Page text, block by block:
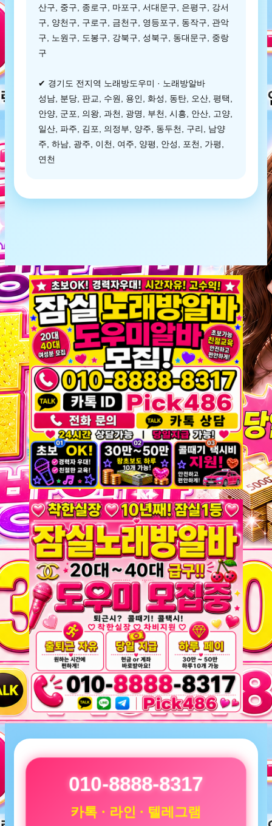
산구, 중구, 종로구, 마포구, 서대문구, 은평구, 강서
구, 양천구, 구로구, 금천구, 영등포구, 동작구, 관악
구, 노원구, 도봉구, 강북구, 성북구, 동대문구, 중랑
구
✔ 경기도 전지역 노래방도우미 · 노래방알바
성남, 분당, 판교, 수원, 용인, 화성, 동탄, 오산, 평택,
안양, 군포, 의왕, 과천, 광명, 부천, 시흥, 안산, 고양,
일산, 파주, 김포, 의정부, 양주, 동두천, 구리, 남양
주, 하남, 광주, 이천, 여주, 양평, 안성, 포천, 가평,
연천
010-8888-8317
카톡 · 라인 · 텔레그램